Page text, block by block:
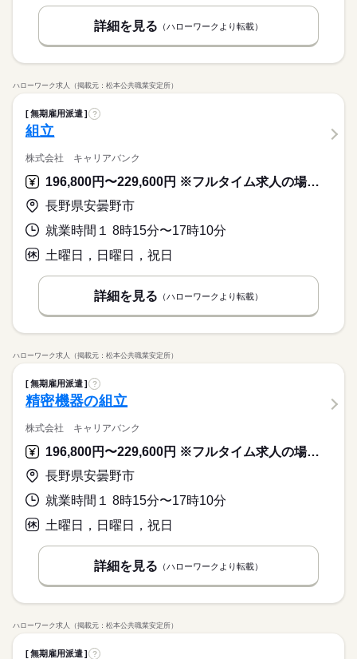
詳細を見る （ハローワークより転載）
ハローワーク求人（掲載元：松本公共職業安定所）
無期雇用派遣 ?
組立
株式会社 キャリアバンク
196,800円〜229,600円 ※フルタイム求人の場合は月額（換算額）、パート求人の場合は時間額を表示しています。
長野県安曇野市
就業時間１ 8時15分〜17時10分
土曜日，日曜日，祝日
詳細を見る （ハローワークより転載）
ハローワーク求人（掲載元：松本公共職業安定所）
無期雇用派遣 ?
精密機器の組立
株式会社 キャリアバンク
196,800円〜229,600円 ※フルタイム求人の場合は月額（換算額）、パート求人の場合は時間額を表示しています。
長野県安曇野市
就業時間１ 8時15分〜17時10分
土曜日，日曜日，祝日
詳細を見る （ハローワークより転載）
ハローワーク求人（掲載元：松本公共職業安定所）
無期雇用派遣 ?